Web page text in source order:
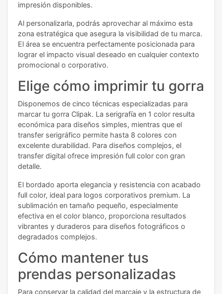
impresión disponibles.
Al personalizarla, podrás aprovechar al máximo esta
zona estratégica que asegura la visibilidad de tu marca.
El área se encuentra perfectamente posicionada para
lograr el impacto visual deseado en cualquier contexto
promocional o corporativo.
Elige cómo imprimir tu gorra
Disponemos de cinco técnicas especializadas para
marcar tu gorra Clipak. La serigrafía en 1 color resulta
económica para diseños simples, mientras que el
transfer serigráfico permite hasta 8 colores con
excelente durabilidad. Para diseños complejos, el
transfer digital ofrece impresión full color con gran
detalle.
El bordado aporta elegancia y resistencia con acabado
full color, ideal para logos corporativos premium. La
sublimación en tamaño pequeño, especialmente
efectiva en el color blanco, proporciona resultados
vibrantes y duraderos para diseños fotográficos o
degradados complejos.
Cómo mantener tus
prendas personalizadas
Para conservar la calidad del marcaje y la estructura de